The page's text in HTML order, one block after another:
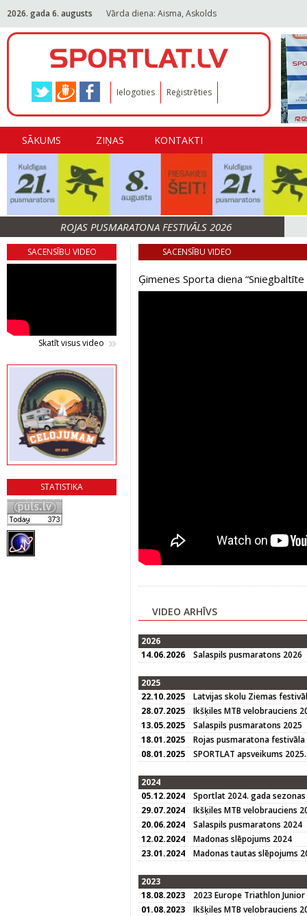
2026. gada 6. augusts Vārda diena: Aisma, Askolds
Ielogoties Reģistrēties
SĀKUMS ZIŅAS KONTAKTI
ROJAS PUSMARATONA FESTIVĀLS 2026
SACENSĪBU VIDEO
Skatīt visus video
STATISTIKA
SACENSĪBU VIDEO
Ģimenes Sporta diena “Sniegbaltīte
VIDEO ARHĪVS
2026
14.06.2026
Salaspils pusmaratons 2026
2025
22.10.2025
Latvijas skolu Ziemas
28.07.2025
Ikšķiles MTB velobrauciens
13.05.2025
Salaspils pusmaratons 2025
18.01.2025
Rojas pusmaratona festivāla
08.01.2025
SPORTLAT apsveikums
2024
05.12.2024
Sportlat 2024. gada
29.07.2024
Ikšķiles MTB velobrauciens
20.06.2024
Salaspils pusmaratons 2024
12.02.2024
Madonas slēpojums 2024
23.01.2024
Madonas tautas slēpojums
2023
18.08.2023
2023 Europe Triathlon Junior
01.08.2023
Ikšķiles MTB velobrauciens